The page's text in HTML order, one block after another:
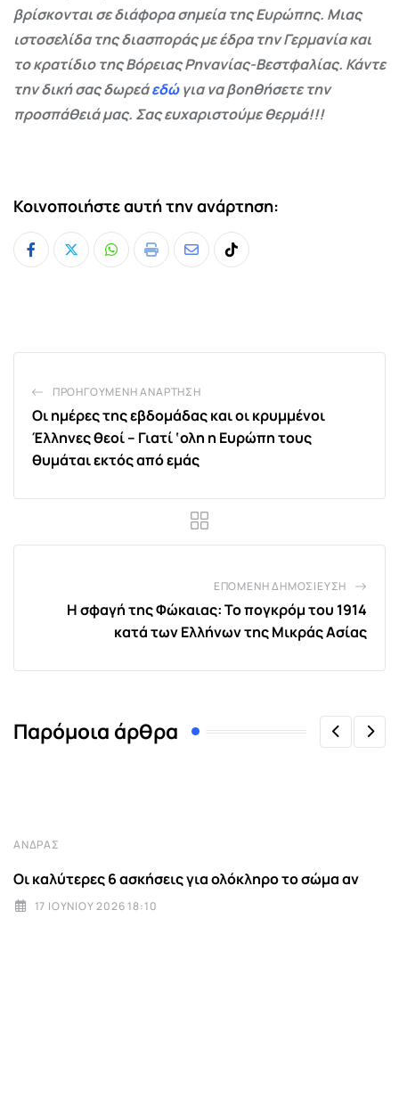
βρίσκονται σε διάφορα σημεία της Ευρώπης. Μιας
ιστοσελίδα της διασποράς με έδρα την Γερμανία και
το κρατίδιο της Βόρειας Ρηνανίας-Βεστφαλίας. Κάντε
την δική σας δωρεάεδώγια να βοηθήσετε την
προσπάθειά μας. Σας ευχαριστούμε θερμά!!!
Κοινοποιήστε αυτή την ανάρτηση:
Whatsapp
Print
ShareTiktok
ΠΡΟΗΓΟΎΜΕΝΗ ΑΝΆΡΤΗΣΗ
Οι ημέρες της εβδομάδας και οι κρυμμένοι
Έλληνες θεοί – Γιατί ‘ολη η Ευρώπη τους
θυμάται εκτός από εμάς
ΕΠΌΜΕΝΗ ΔΗΜΟΣΊΕΥΣΗ
Η σφαγή της Φώκαιας: Το πογκρόμ του 1914
κατά των Ελλήνων της Μικράς Ασίας
Παρόμοια άρθρα
ΆΝΔΡΑΣ
Οι καλύτερες 6 ασκήσεις για ολόκληρο το σώμα αν
17 ΙΟΥΝΊΟΥ 2026 18:10